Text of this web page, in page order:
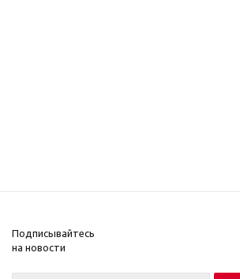
Подписывайтесь
на новости